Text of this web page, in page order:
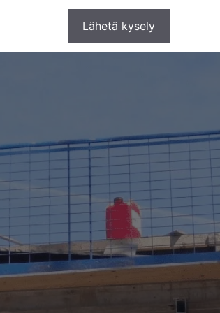
Lähetä kysely